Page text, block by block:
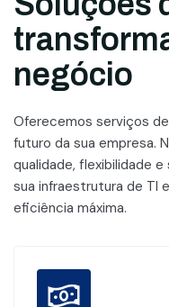
negócio
Oferecemos serviços
futuro da sua empresa.
qualidade, flexibilidade
sua infraestrutura de TI
eficiência máxima.